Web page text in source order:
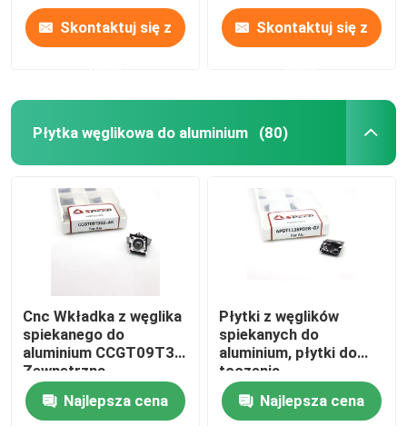
Skontaktuj się z Skontaktuj się z
Płytka węglikowa do aluminium (80)
Cnc Wkładka z węglika
spiekanego do
aluminium CCGT09T3
Zewnętrzna
Najlepsza cena
Płytki z węglików
spiekanych do
aluminium, płytki do
toczenia
kwadratowego
APGT1135Najlepsza cena